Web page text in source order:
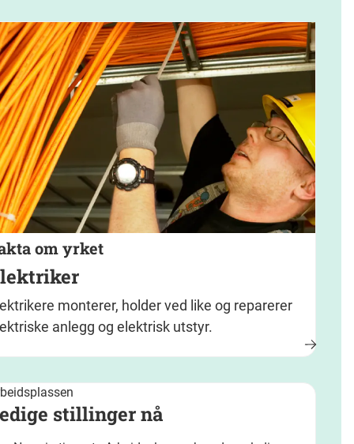
om yrket
monterer, holder ved like og reparerer
anlegg og elektrisk utstyr.
stillinger nå